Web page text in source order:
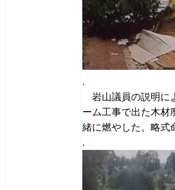
.
岩山議員の説明に
ーム工事で出た木材
緒に燃やした。略式
.